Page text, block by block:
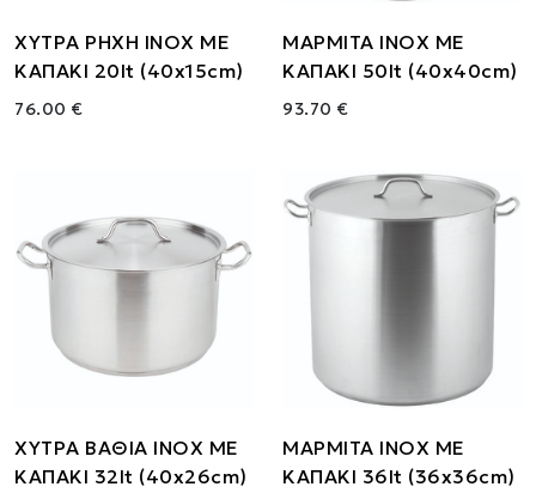
ΧΥΤΡΑ ΡΗΧΗ ΙΝΟΧ ΜΕ
ΚΑΠΑΚΙ 20lt (40x15cm)
76.00 €
ΜΑΡΜΙΤΑ ΙΝΟΧ ΜΕ
ΚΑΠΑΚΙ 50lt (40x40cm)
93.70 €
ΧΥΤΡΑ ΒΑΘΙΑ ΙΝΟΧ ΜΕ
ΚΑΠΑΚΙ 32lt (40x26cm)
ΜΑΡΜΙΤΑ ΙΝΟΧ ΜΕ
ΚΑΠΑΚΙ 36lt (36x36cm)